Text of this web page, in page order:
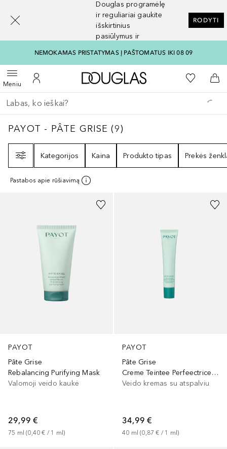
Douglas programėlę
ir reguliariai gaukite
išskirtinius
pasiūlymus ir
RODYTI
NEMOKAMAS PRISTATYMAS Į PAŠTOMATUS IKI 08 09
MeniuAtidaryti meniuĮ mano paskyrą
Į Douglas pagrindinį
Į mano
Į
Grįžk atgal
Vykdykite paiešką
PAYOT - PÂTE GRISE9
PAYOT - PÂTE GRISE (9)
Kategorijos
Kaina Produkto tipas Prekės
Pastabos apie rūšiavimą
PAYOT
Pâte Grise
Rebalancing Purifying Mask
Valomoji veido kaukė
29,99 €
75 ml (0,40 € / 1 ml)
PAYOT
Pâte Grise
Creme Teintee Perfeectrice SPF30
Veido kremas su atspalviu
34,99 €
40 ml (0,87 € / 1 ml)
[navigation.slideout.screenreader]